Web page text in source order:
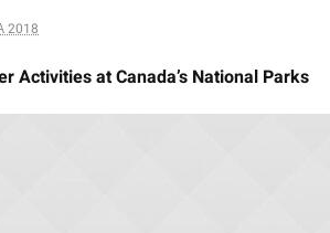
2018
Activities at Canada’s National Parks